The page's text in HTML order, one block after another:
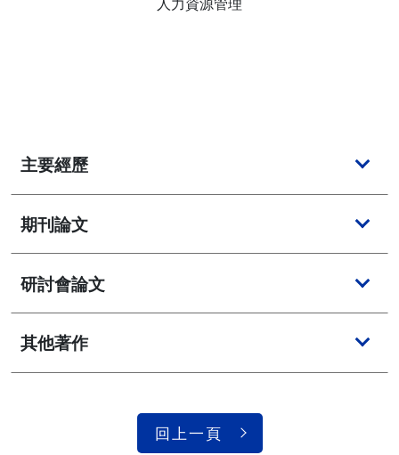
主要經歷
期刊論文
研討會論文
其他著作
回上一頁